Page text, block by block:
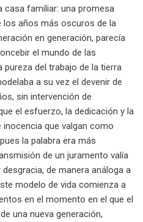
casa familiar: una promesa
años más oscuros de la
en generación, parecía
el mundo de las
del trabajo de la tierra
a su vez el devenir de
sin intervención de
el esfuerzo, la dedicación y la
inocencia que valgan como
la palabra era más
de un juramento valía
de manera análoga a
modelo de vida comienza a
en el momento en el que el
una nueva generación,